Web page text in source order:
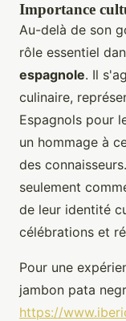
Importance
Au-delà de son
rôle essentiel
espagnole. Il
culinaire,
Espagnols pour
un hommage à
des
seulement
de leur identité
célébrations et
Pour une
jambon pata
https://